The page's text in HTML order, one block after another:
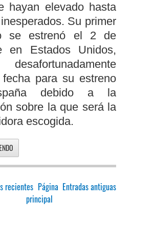
hayan elevado hasta
Su primer
se estrenó el 2 de
en Estados Unidos,
desafortunadamente
para su estreno
debido a la
sobre la que será la
escogida.
recientes Entradas antiguas
Página
principal